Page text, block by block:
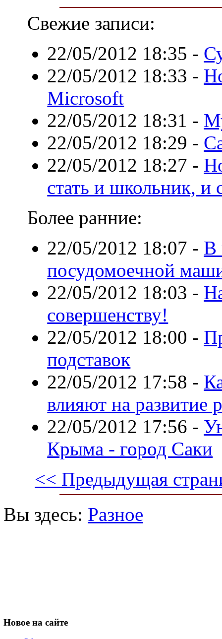
Свежие записи:
22/05/2012 18:35 -
22/05/2012 18:33 -
Microsoft
22/05/2012 18:31 -
22/05/2012 18:29 -
22/05/2012 18:27 -
стать и школьник, и
Более ранние:
22/05/2012 18:07 - В
посудомоечной
22/05/2012 18:03 -
совершенству!
22/05/2012 18:00 -
подставок
22/05/2012 17:58 -
влияют на развитие
22/05/2012 17:56 -
Крыма - город Саки
<< Предыдущая
Вы здесь: Разное
Новое на сайте